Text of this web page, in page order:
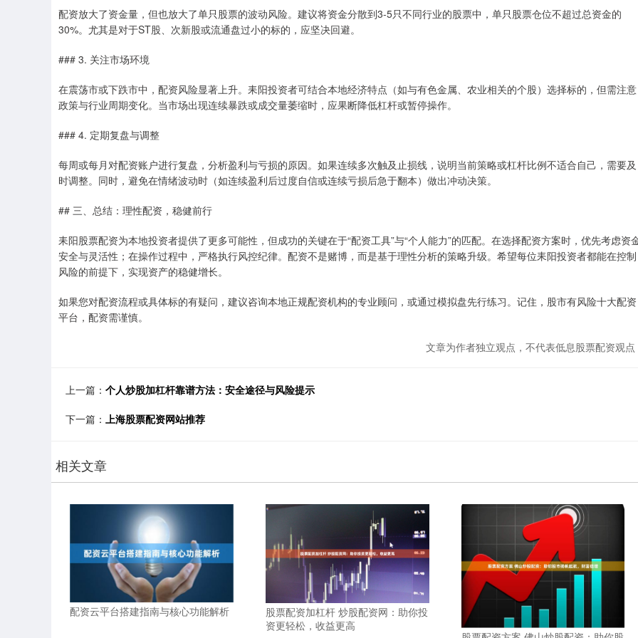
配资放大了资金量，但也放大了单只股票的波动风险。建议将资金分散到3-5只不同行业的股票中，单只股票仓位不超过总资金的
30%。尤其是对于ST股、次新股或流通盘过小的标的，应坚决回避。
### 3. 关注市场环境
在震荡市或下跌市中，配资风险显著上升。耒阳投资者可结合本地经济特点（如与有色金属、农业相关的个股）选择标的，但需注意
政策与行业周期变化。当市场出现连续暴跌或成交量萎缩时，应果断降低杠杆或暂停操作。
### 4. 定期复盘与调整
每周或每月对配资账户进行复盘，分析盈利与亏损的原因。如果连续多次触及止损线，说明当前策略或杠杆比例不适合自己，需要及
时调整。同时，避免在情绪波动时（如连续盈利后过度自信或连续亏损后急于翻本）做出冲动决策。
## 三、总结：理性配资，稳健前行
耒阳股票配资为本地投资者提供了更多可能性，但成功的关键在于“配资工具”与“个人能力”的匹配。在选择配资方案时，优先考虑资
安全与灵活性；在操作过程中，严格执行风控纪律。配资不是赌博，而是基于理性分析的策略升级。希望每位耒阳投资者都能在控制
风险的前提下，实现资产的稳健增长。
如果您对配资流程或具体标的有疑问，建议咨询本地正规配资机构的专业顾问，或通过模拟盘先行练习。记住，股市有风险十大配资
平台，配资需谨慎。
文章为作者独立观点，不代表低息股票配资观点
上一篇： 个人炒股加杠杆靠谱方法：安全途径与风险提示
下一篇： 上海股票配资网站推荐
相关文章
配资云平台搭建指南与核心功能解析
股票配资加杠杆 炒股配资网：助你投
资更轻松，收益更高